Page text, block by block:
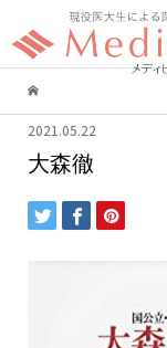
2021.05.22
大森徹